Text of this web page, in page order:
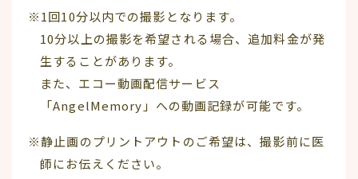
※1回10分以内での撮影となります。
10分以上の撮影を希望される場合、追加料金が発
生することがあります。
また、エコー動画配信サービス
「AngelMemory」への動画記録が可能です。
※静止画のプリントアウトのご希望は、撮影前に医
師にお伝えください。